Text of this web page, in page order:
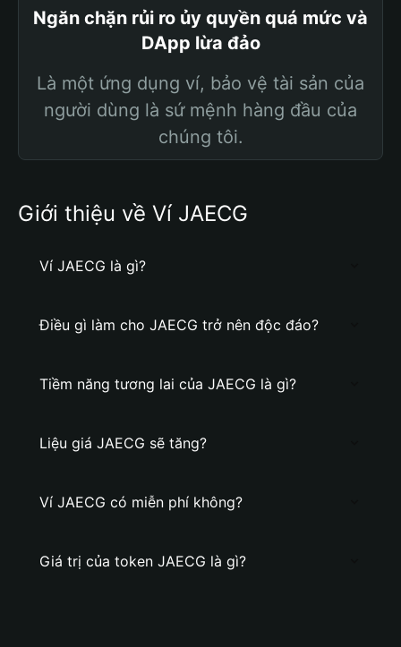
Ngăn chặn rủi ro ủy quyền quá mức và
DApp lừa đảo
Là một ứng dụng ví, bảo vệ tài sản của
người dùng là sứ mệnh hàng đầu của
chúng tôi.
Giới thiệu về Ví JAECG
Ví JAECG là gì?
Điều gì làm cho JAECG trở nên độc đáo?
Tiềm năng tương lai của JAECG là gì?
Liệu giá JAECG sẽ tăng?
Ví JAECG có miễn phí không?
Giá trị của token JAECG là gì?